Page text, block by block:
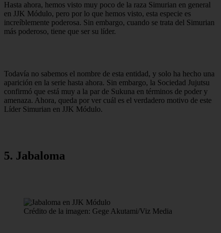
Hasta ahora, hemos visto muy poco de la raza Simurian en general
en JJK Módulo, pero por lo que hemos visto, esta especie es
increíblemente poderosa. Sin embargo, cuando se trata del Simurian
más poderoso, tiene que ser su líder.
Todavía no sabemos el nombre de esta entidad, y solo ha hecho una
aparición en la serie hasta ahora. Sin embargo, la Sociedad Jujutsu
confirmó que está muy a la par de Sukuna en términos de poder y
amenaza. Ahora, queda por ver cuál es el verdadero motivo de este
Líder Simurian en JJK Módulo.
5. Jabaloma
Crédito de la imagen: Gege Akutami/Viz Media